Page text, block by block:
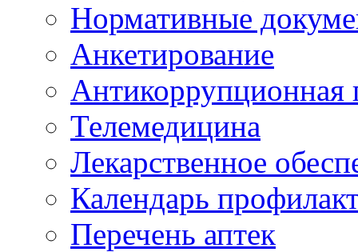
Нормативные
Анкетирование
Антикоррупционная
Телемедицина
Лекарственное
Календарь
Перечень аптек